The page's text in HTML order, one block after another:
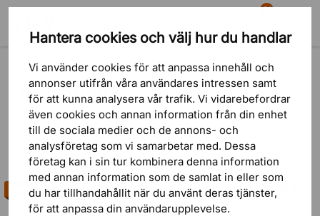
Hantera cookies och välj hur du handlar
Vi använder cookies för att anpassa innehåll och
annonser utifrån våra användares intressen samt
för att kunna analysera vår trafik. Vi vidarebefordrar
även cookies och annan information från din enhet
till de sociala medier och de annons- och
analysföretag som vi samarbetar med. Dessa
företag kan i sin tur kombinera denna information
med annan information som de samlat in eller som
du har tillhandahållit när du använt deras tjänster,
för att anpassa din användarupplevelse.
Sök
81
Varukorg Meny
Golvskydd
FILTRERA Sortering
Lägsta pris
Bästsäljare